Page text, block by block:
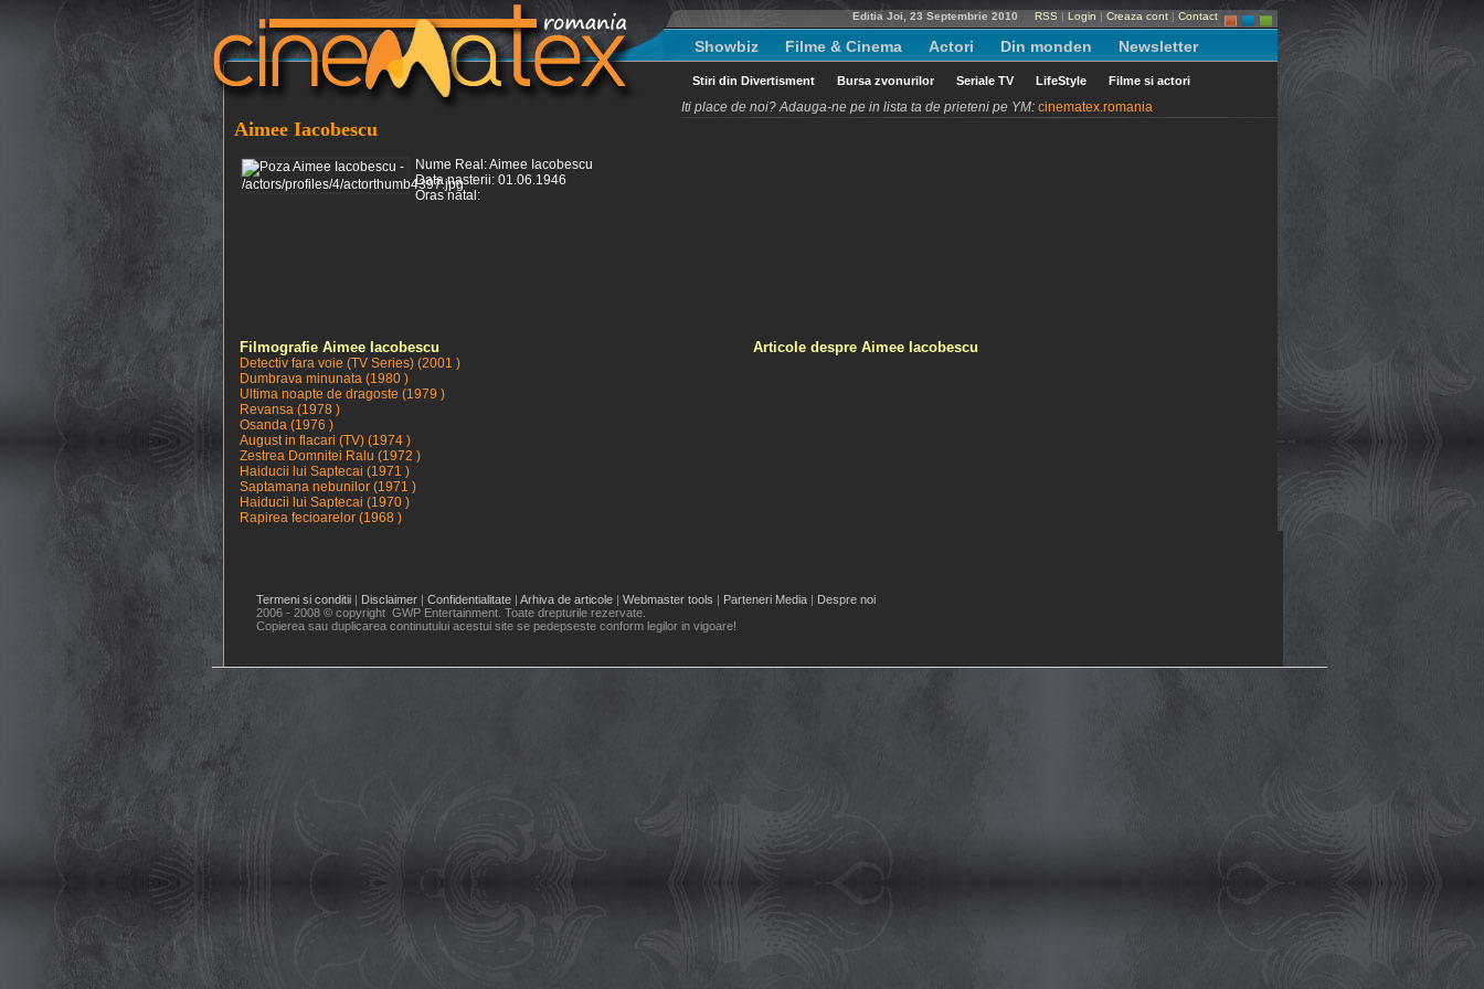
Editia Joi, 23 Septembrie 2010 RSS | Login | Creaza cont | Contact
Showbiz Filme & Cinema Actori Din monden Newsletter
Stiri din Divertisment Bursa zvonurilor Seriale TV LifeStyle Filme si actori
Iti place de noi? Adauga-ne pe in lista ta de prieteni pe YM: cinematex.romania
Aimee Iacobescu
Nume Real: Aimee Iacobescu
Data nasterii: 01.06.1946
Oras natal:
Filmografie Aimee Iacobescu
Detectiv fara voie (TV Series) (2001 )
Dumbrava minunata (1980 )
Ultima noapte de dragoste (1979 )
Revansa (1978 )
Osanda (1976 )
August in flacari (TV) (1974 )
Zestrea Domnitei Ralu (1972 )
Haiducii lui Saptecai (1971 )
Saptamana nebunilor (1971 )
Haiducii lui Saptecai (1970 )
Rapirea fecioarelor (1968 )
Articole despre Aimee Iacobescu
Termeni si conditii | Disclaimer | Confidentialitate | Arhiva de articole | Webmaster tools | Parteneri Media | Despre noi
2006 - 2008 © copyright GWP Entertainment. Toate drepturile rezervate.
Copierea sau duplicarea continutului acestui site se pedepseste conform legilor in vigoare!